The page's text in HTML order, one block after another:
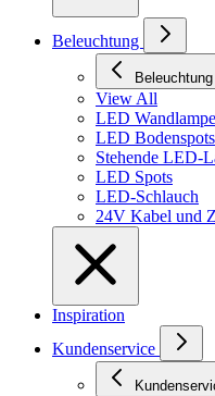
Beleuchtung
Beleuchtung
View All
LED
LED Bodenspots
Stehende LED-
LED Spots
LED-Schlauch
24V Kabel und
Inspiration
Kundenservice